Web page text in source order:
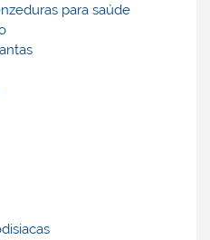
para saúde